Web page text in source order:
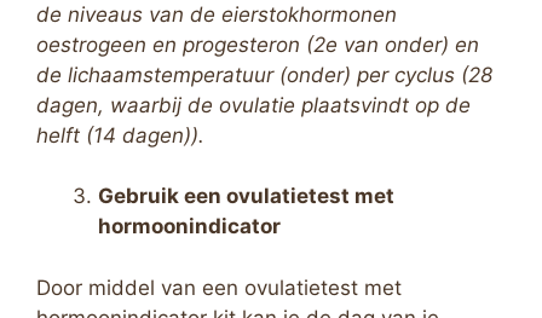
de niveaus van de eierstokhormonen
oestrogeen en progesteron (2e van onder) en
de lichaamstemperatuur (onder) per cyclus (28
dagen, waarbij de ovulatie plaatsvindt op de
helft (14 dagen)).
Gebruik een ovulatietest met
hormoonindicator
Door middel van een ovulatietest met